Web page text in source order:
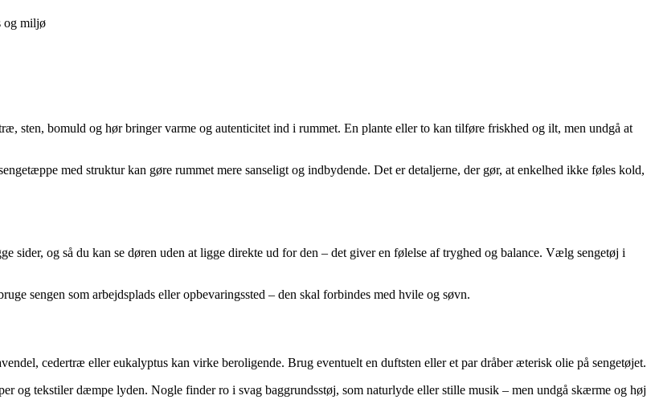
og miljø
sten, bomuld og hør bringer varme og autenticitet ind i rummet. En plante eller to kan tilføre friskhed og ilt, men undgå at
med struktur kan gøre rummet mere sanseligt og indbydende. Det er detaljerne, der gør, at enkelhed ikke føles kold,
sider, og så du kan se døren uden at ligge direkte ud for den – det giver en følelse af tryghed og balance. Vælg sengetøj i
sengen som arbejdsplads eller opbevaringssted – den skal forbindes med hvile og søvn.
cedertræ eller eukalyptus kan virke beroligende. Brug eventuelt en duftsten eller et par dråber æterisk olie på sengetøjet.
og tekstiler dæmpe lyden. Nogle finder ro i svag baggrundsstøj, som naturlyde eller stille musik – men undgå skærme og høj